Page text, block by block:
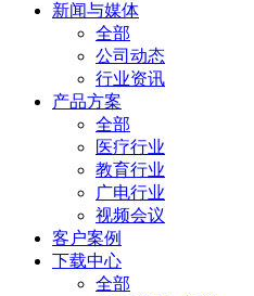
新闻与媒体
全部
公司动态
行业资讯
产品方案
全部
医疗行业
教育行业
广电行业
视频会议
客户案例
下载中心
全部